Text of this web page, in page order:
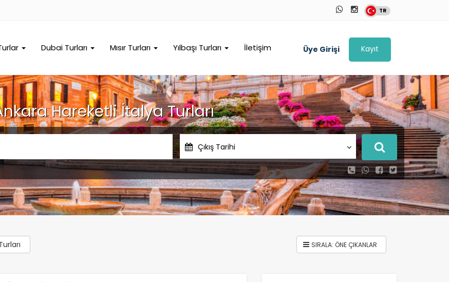
TR
Dubai Turları Mısır Turları Yılbaşı Turları İletişim Üye Girişi Kayıt
Hareketli İtalya Turları
Çıkış Tarihi